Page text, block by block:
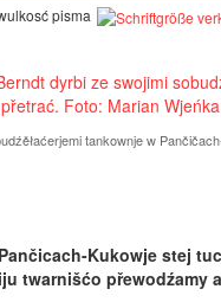
pisma
tankownje w
Kukowje stej
twarnišćo přewodźamy